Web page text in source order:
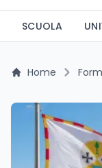
SCUOLA
Home